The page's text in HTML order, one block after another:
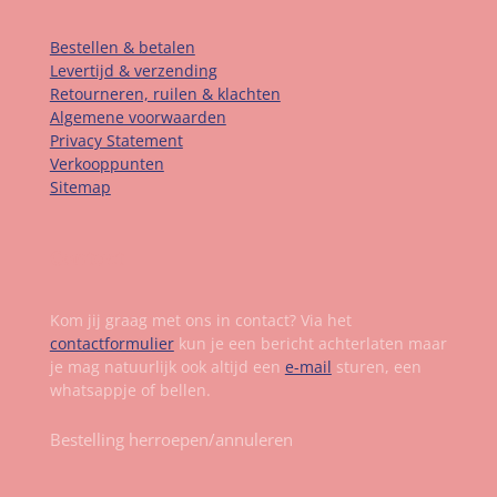
Bestellen & betalen
Levertijd & verzending
Retourneren, ruilen & klachten
Algemene voorwaarden
Privacy Statement
Verkooppunten
Sitemap
Kom jij graag met ons in contact? Via het
contactformulierkun je een bericht achterlaten maar
je mag natuurlijk ook altijd een e-mail sturen, een
whatsappje of bellen.
Bestelling herroepen/annuleren